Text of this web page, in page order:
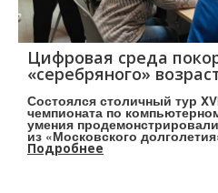
Цифровая среда
«серебряного»
Состоялся столичный тур
чемпионата по
умения
из «Московского
Подробнее